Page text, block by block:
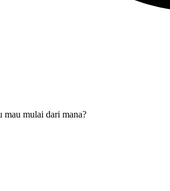
mau mulai dari mana?